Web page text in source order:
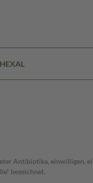
Antibiotika, einwilligen,
bezeichnet.